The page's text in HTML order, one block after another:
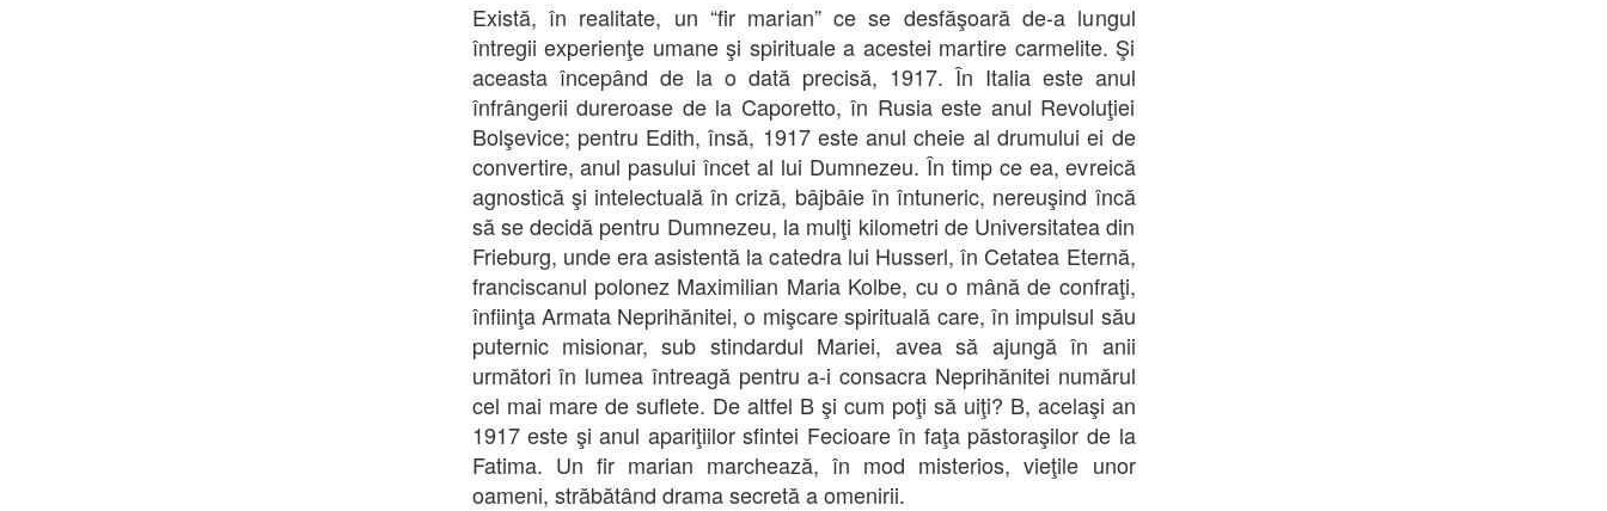
Există, în realitate, un “fir marian” ce se desfăşoară de-a lungul
întregii experienţe umane şi spirituale a acestei martire carmelite. Şi
aceasta începând de la o dată precisă, 1917. În Italia este anul
înfrângerii dureroase de la Caporetto, în Rusia este anul Revoluţiei
Bolşevice; pentru Edith, însă, 1917 este anul cheie al drumului ei de
convertire, anul pasului încet al lui Dumnezeu. În timp ce ea, evreică
agnostică şi intelectuală în criză, bâjbâie în întuneric, nereuşind încă
să se decidă pentru Dumnezeu, la mulţi kilometri de Universitatea din
Frieburg, unde era asistentă la catedra lui Husserl, în Cetatea Eternă,
franciscanul polonez Maximilian Maria Kolbe, cu o mână de confraţi,
înfiinţa Armata Neprihănitei, o mişcare spirituală care, în impulsul său
puternic misionar, sub stindardul Mariei, avea să ajungă în anii
următori în lumea întreagă pentru a-i consacra Neprihănitei numărul
cel mai mare de suflete. De altfel B şi cum poţi să uiţi? B, acelaşi an
1917 este şi anul apariţiilor sfintei Fecioare în faţa păstoraşilor de la
Fatima. Un fir marian marchează, în mod misterios, vieţile unor
oameni, străbătând drama secretă a omenirii.